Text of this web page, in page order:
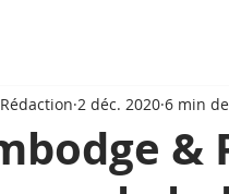
&
2 déc. 2020 6 min